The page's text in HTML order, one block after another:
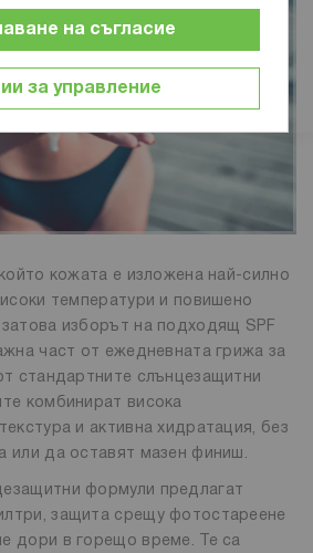
кожата е изложена най-силно
температури и повишено
изборът на подходящ SPF
част от ежедневната грижа за
стандартните слънцезащитни
комбинират висока
и активна хидратация, без
или да оставят мазен финиш.
формули предлагат
защита срещу фотостареене
дори в горещо време. Те са
за управление
на съгласие